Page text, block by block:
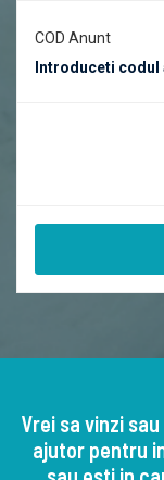
COD Anunt
Vrei sa vinzi
ajutor pentru